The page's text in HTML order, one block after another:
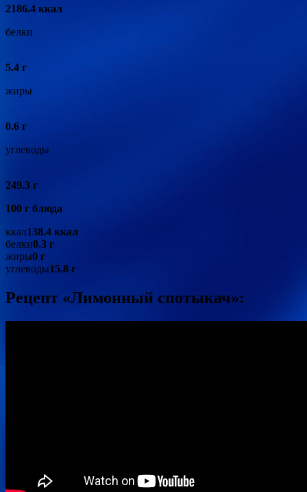
2186.4 ккал
белки
5.4 г
жиры
0.6 г
углеводы
249.3 г
100 г блюда
ккал138.4 ккал
белки0.3 г
жиры0 г
углеводы15.8 г
Рецепт «Лимонный спотыкач»: